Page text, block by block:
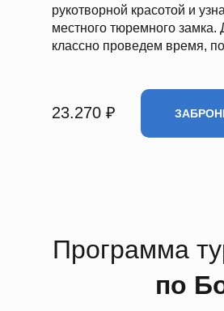
23.270 ₽
рукотворной красотой и
местного тюремного замка.
классно проведем время,
Программа
по